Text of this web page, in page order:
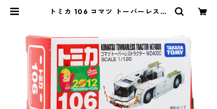
トミカ 106 コマツ トーバーレスト